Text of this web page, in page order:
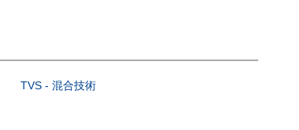
TVS - 混合技術